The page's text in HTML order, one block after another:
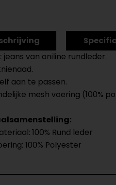
jeans van aniline rundleder.
aan te passen.
mesh voering (100%
100% Rund leder
100% Polyester